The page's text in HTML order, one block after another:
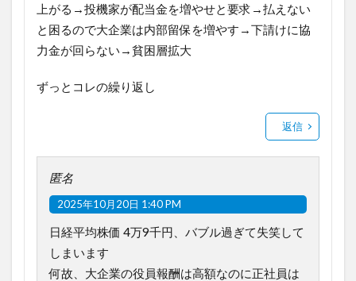
上がる→投機家が配当金を増やせと要求→払えない
と困るので大企業は内部留保を増やす→下請けに協
力金が回らない→貧困層拡大
ずっとコレの繰り返し
返信
匿名
2025年10月20日 1:40 PM
日経平均株価 4万9千円、バブル過ぎて失笑して
しまいます
何故、大企業の役員報酬は高額なのに正社員は